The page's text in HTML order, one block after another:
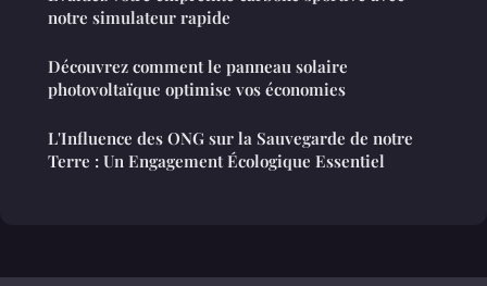
notre simulateur rapide
Découvrez comment le panneau solaire
photovoltaïque optimise vos économies
L'Influence des ONG sur la Sauvegarde de notre
Terre : Un Engagement Écologique Essentiel